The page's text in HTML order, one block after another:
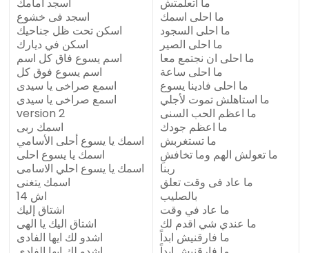
اسجد فى خشوع
اسكن تحت ظل جناحيك
اسكن في ديارك
اسم يسوع فاق كل اسم
اسم يسوع فوق كل
اسمع صراخى يا سيدى
اسمع صراخى يا سيدى
version 2
اسمك ربى
اسمك يا يسوع أحلى الأسامي
اسمك يا يسوع احلى
اسمك يا يسوع احلي الاسامى
اسمك يتغنى
اش 14
اشتاق إليك
اشتاق اليك يا الهى
اشدو لك ايها الفادى
ما احلى اسمك
ما احلى السجود
ما احلى الصير
ما احلى ان نجتمع معا
ما احلى ساعة
ما احلى فادينا يسوع
ما استاهلش تموت لأجلي
ما اعظم الحب السنى
ما اعظم جودك
ما تستغربش
ما تعولش الهم وما تخافشِ
ربنا
ما عاد فى وقت تعلق
بالصليب
ما عاد في وقت
ما عندي شي اقدم لك
ما فارقنيش ابداً